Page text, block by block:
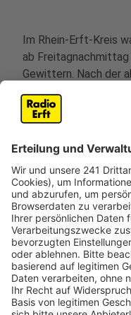
Im Rhein-Erft-Kreis
ab
Gewittern. Nach der
Mitternacht
möglich. Die
Uhr. Wie sich die
weiter aufmerksam
Auch die Feuerwehr
Beispiel, lose
sichern. Außerdem
am Freitagabend
Stadt Bergheim
von Starkregen hin.
Starkregen durch
und heftiger